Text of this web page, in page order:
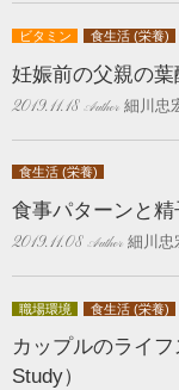
ビタミン 食生活 (栄養)
妊娠前の父親の
2019.11.18 細川忠
食生活 (栄養)
食事パターンと
2019.11.08 細川忠
職場環境 食生活 (栄養)
カップルのライ
Study）